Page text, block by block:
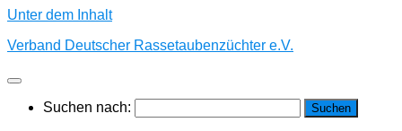
Unter dem Inhalt
Verband Deutscher Rassetaubenzüchter e.V.
Suchen nach: